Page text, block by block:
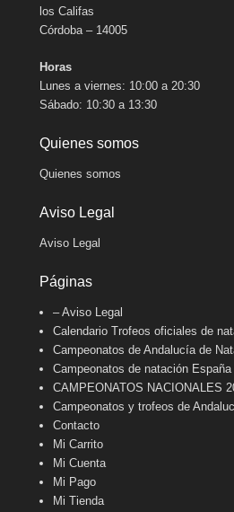
los Califas
Córdoba – 14005
Horas
Lunes a viernes: 10:00 a 20:30
Sábado: 10:30 a 13:30
Quienes somos
Quienes somos
Aviso Legal
Aviso Legal
Páginas
– Aviso Legal
Calendario Trofeos oficiales de
Campeonatos de Andalucía de
Campeonatos de natación
CAMPEONATOS NACIONALES
Campeonatos y trofeos de
Contacto
Mi Carrito
Mi Cuenta
Mi Pago
Mi Tienda